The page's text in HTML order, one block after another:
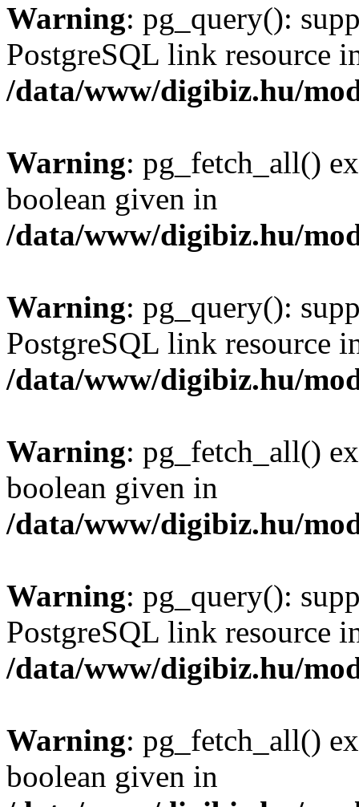
Warning: pg_query():
PostgreSQL link resource
/data/www/digibiz.hu/
Warning: pg_fetch_all()
boolean given in
/data/www/digibiz.hu/
Warning: pg_query():
PostgreSQL link resource
/data/www/digibiz.hu/
Warning: pg_fetch_all()
boolean given in
/data/www/digibiz.hu/
Warning: pg_query():
PostgreSQL link resource
/data/www/digibiz.hu/
Warning: pg_fetch_all()
boolean given in